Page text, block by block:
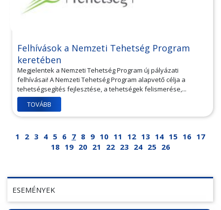
ESEMÉNYEK
Felhívások a Nemzeti Tehetség Program
keretében
Megjelentek a Nemzeti Tehetség Program új pályázati
felhívásai! A Nemzeti Tehetség Program alapvető célja a
tehetségsegítés fejlesztése, a tehetségek felismerése,...
TOVÁBB
1 2 3 4 5 6 7 8 9 10 11 12 13 14 15 16 17
18 19 20 21 22 23 24 25 26